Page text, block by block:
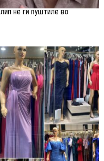
не ги пуштиле во